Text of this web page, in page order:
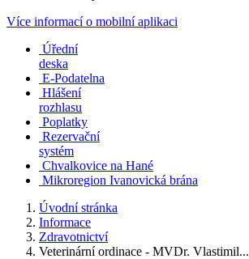
Více informací o mobilní aplikaci
Úřední
deska
E-Podatelna
Hlášení
rozhlasu
Poplatky
Rezervační
systém
Chvalkovice na Hané
Mikroregion Ivanovická brána
Úvodní stránka
Informace
Zdravotnictví
Veterinární ordinace - MVDr. Vlastimil...